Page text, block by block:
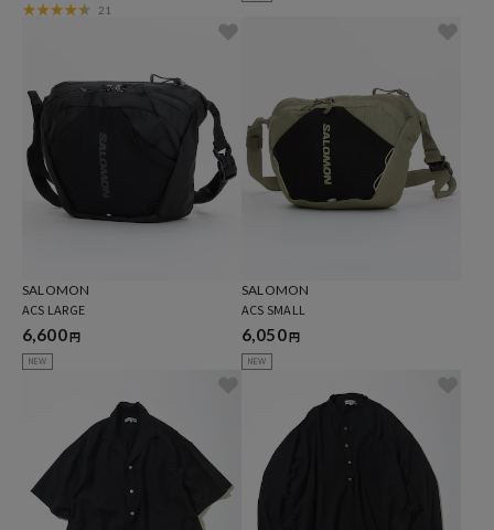
21
SALOMON
ACS LARGE
6,600円
NEW
SALOMON
ACS SMALL
6,050円
NEW